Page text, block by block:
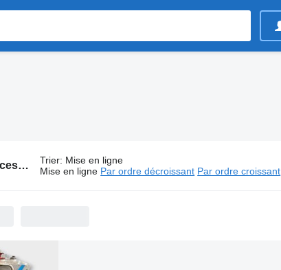
1745 annonces:Pièces détachées Cummins
Trier: Mise en ligne
Mise en ligne Par ordre décroissant Par ordre croissant